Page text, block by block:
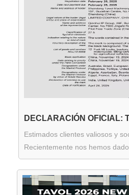
Estimados clientes valiosos y
Recientemente nos hemos dado